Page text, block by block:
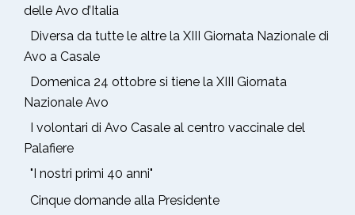
delle Avo d’Italia
Diversa da tutte le altre la XIII Giornata Nazionale di
Avo a Casale
Domenica 24 ottobre si tiene la XIII Giornata
Nazionale Avo
I volontari di Avo Casale al centro vaccinale del
Palafiere
"I nostri primi 40 anni"
Cinque domande alla Presidente